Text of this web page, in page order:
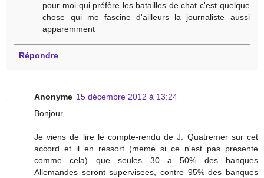
pour moi qui préfère les batailles de chat c'est quelque
chose qui me fascine d'ailleurs la journaliste aussi
apparemment
Répondre
Anonyme 15 décembre 2012 à 13:24
Bonjour,
Je viens de lire le compte-rendu de J. Quatremer sur cet
accord et il en ressort (meme si ce n'est pas presente
comme cela) que seules 30 a 50% des banques
Allemandes seront supervisees, contre 95% des banques